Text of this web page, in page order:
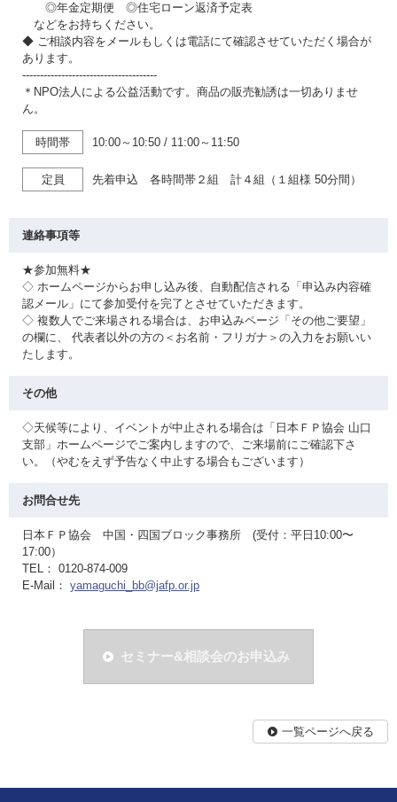
◎年金定期便 ◎住宅ローン返済予定表
などをお持ちください。
◆ ご相談内容をメールもしくは電話にて確認させていただく場合が
あります。
--------------------------------------
＊NPO法人による公益活動です。商品の販売勧誘は一切ありませ
ん。
時間帯 10:00～10:50 / 11:00～11:50
定員 先着申込 各時間帯２組 計４組（１組様 50分間）
連絡事項等
★参加無料★
◇ ホームページからお申し込み後、自動配信される「申込み内容確
認メール」にて参加受付を完了とさせていただきます。
◇ 複数人でご来場される場合は、お申込みページ「その他ご要望」
の欄に、 代表者以外の方の＜お名前・フリガナ＞の入力をお願いい
たします。
その他
◇天候等により、イベントが中止される場合は「日本ＦＰ協会 山口
支部」ホームページでご案内しますので、ご来場前にご確認下さ
い。（やむをえず予告なく中止する場合もございます）
お問合せ先
日本ＦＰ協会 中国・四国ブロック事務所 (受付：平日10:00〜
17:00）
TEL： 0120-874-009
E-Mail： yamaguchi_bb@jafp.or.jp
セミナー&相談会のお申込み
一覧ページへ戻る